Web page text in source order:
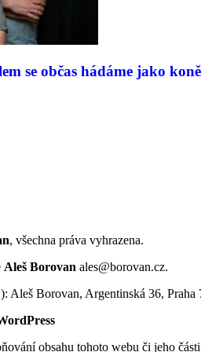
se občas hádáme jako
, všechna práva vyhrazena.
Aleš Borovan ales@borovan.cz.
Aleš Borovan, Argentinská 36, Praha
obsahu tohoto webu či jeho